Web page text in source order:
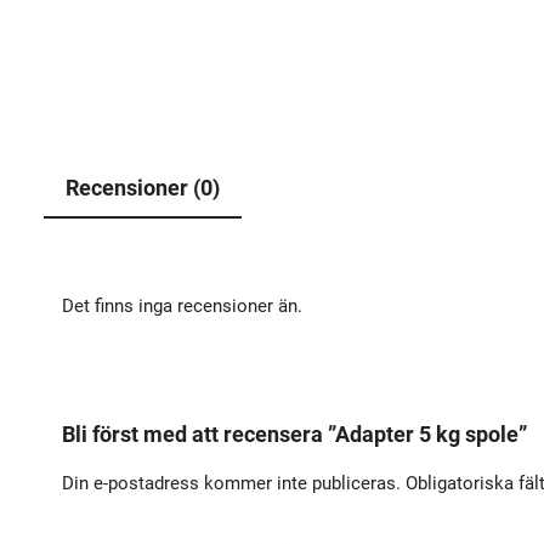
Recensioner (0)
Det finns inga recensioner än.
Bli först med att recensera ”Adapter 5 kg spole”
Din e-postadress kommer inte publiceras. Obligatoriska